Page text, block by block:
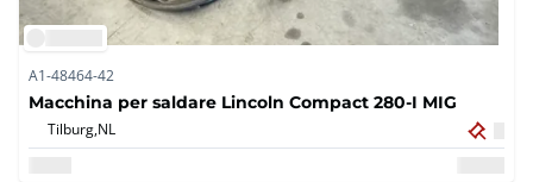
A1-48464-42
Macchina per saldare Lincoln Compact 280-I MIG
Tilburg,NL